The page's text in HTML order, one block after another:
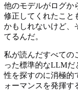
他のモデルがログか
修正してくれたこと
かもしれないけど、
てるんだ。
私が読んだすべての
った標準的なLLMだ
性を探すのに消極的
ォーマンスを発揮す